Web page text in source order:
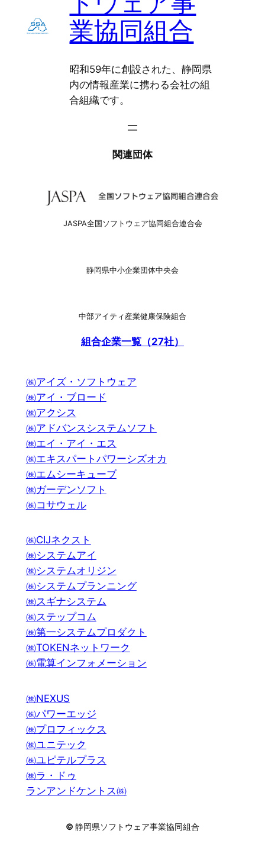
業協同組合
昭和59年に創設された、静岡県
内の情報産業に携わる会社の組
合組織です。
関連団体
JASPA全国ソフトウェア協同組合連合会
静岡県中小企業団体中央会
中部アイティ産業健康保険組合
組合企業一覧（27社）
㈱アイズ・ソフトウェア
㈱アイ・ブロード
㈱アクシス
㈱アドバンスシステムソフト
㈱エイ・アイ・エス
㈱エキスパートパワーシズオカ
㈱エムシーキューブ
㈱ガーデンソフト
㈱コサウェル
㈱CIJネクスト
㈱システムアイ
㈱システムオリジン
㈱システムプランニング
㈱スギナシステム
㈱ステップコム
㈱第一システムプロダクト
㈱TOKENネットワーク
㈱電算インフォメーション
㈱NEXUS
㈱パワーエッジ
㈱プロフィックス
㈱ユニテック
㈱ユピテルプラス
㈱ラ・ドゥ
ランアンドケントス㈱
© 静岡県ソフトウェア事業協同組合